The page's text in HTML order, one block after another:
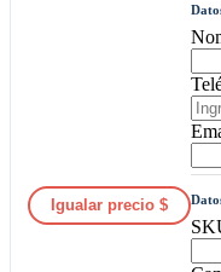
Igualar precio $